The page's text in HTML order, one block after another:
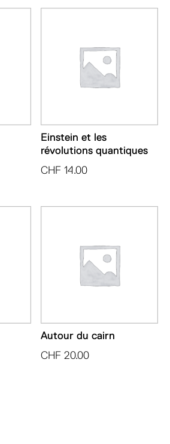
Einstein et les
révolutions quantiques
CHF 14.00
Autour du cairn
CHF 20.00